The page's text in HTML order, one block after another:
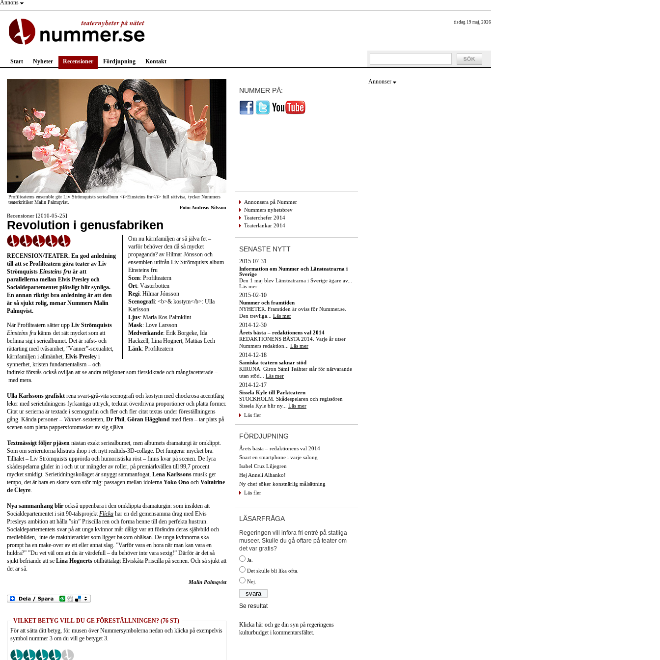
Annons
tisdag 19 maj, 2026
Start Nyheter Recensioner Fördjupning Kontakt
Profilteaterns ensemble gör Liv Strömquists seriealbum <i>Einsteins fru</i> full rättvisa, tycker Nummers
teaterkritiker Malin Palmqvist.
Foto: Andreas Nilsson
Recensioner [2010-05-25]
Revolution i genusfabriken
Om nu kärnfamiljen är så jälva fet –
varför behöver den då så mycket
propaganda? av Hilmar Jónsson och
ensemblen utifrån Liv Strömquists album
Einsteins fru
Scen: Profilteatern
Ort: Västerbotten
Regi: Hilmar Jónsson
Scenografi: <b>& kostym</b>: Ulla
Karlsson
Ljus: Maria Ros Palmklint
Mask: Love Larsson
Medverkande: Erik Borgeke, Ida
Hackzell, Lina Hognert, Mattias Lech
Länk: Profilteatern
RECENSION/TEATER. En god anledning
till att se Profilteatern göra teater av Liv
Strömquists Einsteins fru är att
parallellerna mellan Elvis Presley och
Socialdepartementet plötsligt blir synliga.
En annan riktigt bra anledning är att den
är så sjukt rolig, menar Nummers Malin
Palmqvist.
När Profilteatern sätter upp Liv Strömquists
Einsteins fru känns det rätt mycket som att
befinna sig i seriealbumet. Det är räfst- och
rättarting med tvåsamhet, ”Vänner”-sexualitet,
kärnfamiljen i allmänhet, Elvis Presley i
synnerhet, kristen fundamentalism – och
indirekt förstås också oviljan att se andra religioner som flerskiktade och mångfacetterade –
med mera.
Ulla Karlssons grafiskt rena svart-grå-vita scenografi och kostym med chockrosa accentfärg
leker med serietidningens fyrkantiga uttryck, tecknat överdrivna proportioner och platta former.
Citat ur serierna är textade i scenografin och fler och fler citat textas under föreställningens
gång. Kända personer – Vänner-sextetten, Dr Phil, Göran Hägglund med flera – tar plats på
scenen som platta pappersfotomasker av sig själva.
Textmässigt följer pjäsen nästan exakt seriealbumet, men albumets dramaturgi är omklippt.
Som om serierutorna klistrats ihop i ett nytt realtids-3D-collage. Det fungerar mycket bra.
Tilltalet – Liv Strömquists upprörda och humoristiska röst – finns kvar på scenen. De fyra
skådespelarna glider in i och ut ur mängder av roller, på premiärkvällen till 99,7 procent
mycket smidigt. Serietidningskollaget är snyggt sammanfogat, Lena Karlssons musik ger
tempo, det är bara en skarv som stör mig: passagen mellan idolerna Yoko Ono och Voltairine
de Cleyre.
Nya sammanhang blir också uppenbara i den omklippta dramaturgin: som insikten att
Socialdepartementet i sitt 90-talsprojektFlicka har en del gemensamma drag med Elvis
Presleys ambition att hålla ”sin” Priscilla ren och forma henne till den perfekta hustrun.
Socialdepartementets svar på att unga kvinnor mår dåligt var att förändra deras självbild och
mediebilden, inte de makthierarkier som ligger bakom ohälsan. De unga kvinnorna ska
prompt ha en make-over av ett eller annat slag. ”Varför vara en hora när man kan vara en
huldra?” ”Du vet väl om att du är värdefull – du behöver inte vara sexig!” Därför är det så
sjukt befriande att se Lina Hognerts otillrättalagt Elviskåta Priscilla på scenen. Och så sjukt att
det är så.
Malin Palmqvist
VILKET BETYG VILL DU GE FÖRESTÄLLNINGEN? (76 ST)
För att sätta ditt betyg, för musen över Nummersymbolerna nedan och klicka på exempelvis
symbol nummer 3 om du vill ge betyget 3.
NUMMER PÅ:
Annonsera på Nummer
Nummers nyhetsbrev
Teaterchefer 2014
Teaterlänkar 2014
SENASTE NYTT
2015-07-31
Information om Nummer och Länsteatrarna i
Sverige
Den 1 maj blev Länsteatrarna i Sverige ägare av...
Läs mer
2015-02-10
Nummer och framtiden
NYHETER. Framtiden är oviss för Nummer.se.
Den trevliga... Läs mer
2014-12-30
Årets bästa – redaktionens val 2014
REDAKTIONENS BÄSTA 2014. Varje år utser
Nummers redaktion... Läs mer
2014-12-18
Samiska teatern saknar stöd
KIRUNA. Giron Sámi Teáhter står för närvarande
utan stöd... Läs mer
2014-12-17
Sissela Kyle till Parkteatern
STOCKHOLM. Skådespelaren och regissören
Sissela Kyle blir ny... Läs mer
Läs fler
FÖRDJUPNING
Årets bästa – redaktionens val 2014
Snart en smartphone i varje salong
Isabel Cruz Liljegren
Hej Anneli Alhanko!
Ny chef söker konstnärlig målsättning
Läs fler
LÄSARFRÅGA
Regeringen vill införa fri entré på statliga
museer. Skulle du gå oftare på teater om
det var gratis?
Ja.
Det skulle bli lika ofta.
Nej.
Se resultat
Klicka här och ge din syn på regeringens
kulturbudget i kommentarsfältet.
Annonser